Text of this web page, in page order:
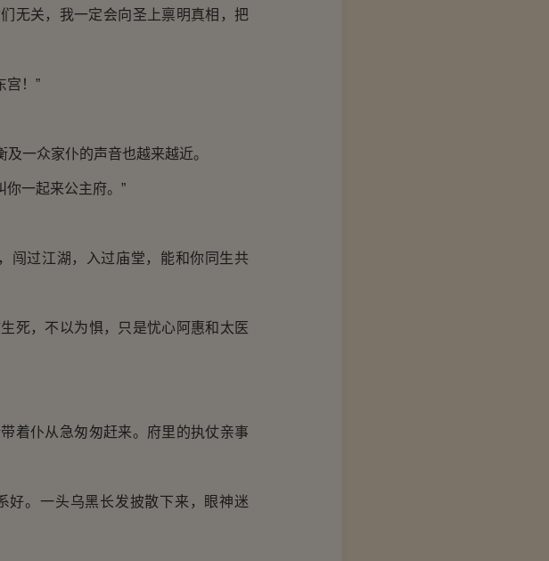
无关，我一定会向圣上禀明真相，把
！”
一众家仆的声音也越来越近。
一起来公主府。”
过江湖，入过庙堂，能和你同生共
，不以为惧，只是忧心阿惠和太医
仆从急匆匆赶来。府里的执仗亲事
。一头乌黑长发披散下来，眼神迷